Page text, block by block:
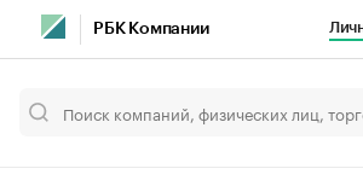
РБК Компании